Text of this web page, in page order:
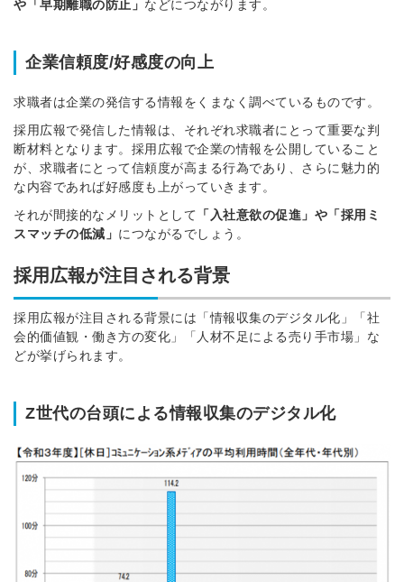
や「早期離職の防止」 などにつながります。
企業信頼度/好感度の向上
求職者は企業の発信する情報をくまなく調べているものです。
採用広報で発信した情報は、それぞれ求職者にとって重要な判
断材料となります。採用広報で企業の情報を公開していること
が、求職者にとって信頼度が高まる行為であり、さらに魅力的
な内容であれば好感度も上がっていきます。
それが間接的なメリットとして 「入社意欲の促進」や「採用ミ
スマッチの低減」 につながるでしょう。
採用広報が注目される背景
採用広報が注目される背景には「情報収集のデジタル化」「社
会的価値観・働き方の変化」「人材不足による売り手市場」な
どが挙げられます。
Z世代の台頭による情報収集のデジタル化